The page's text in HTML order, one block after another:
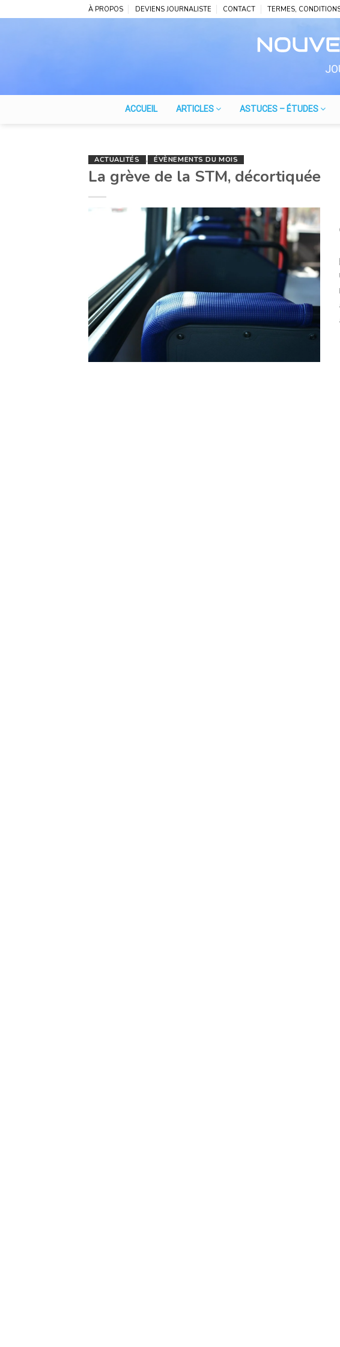
to
À PROPOS DEVIENS JOURNALISTE CONTACT TERMES,
ACCUEIL ARTICLES ASTUCES – ÉTUDES
ACTUALITÉS , ÉVÈNEMENTS DU MOIS
La grève de la STM, décortiquée